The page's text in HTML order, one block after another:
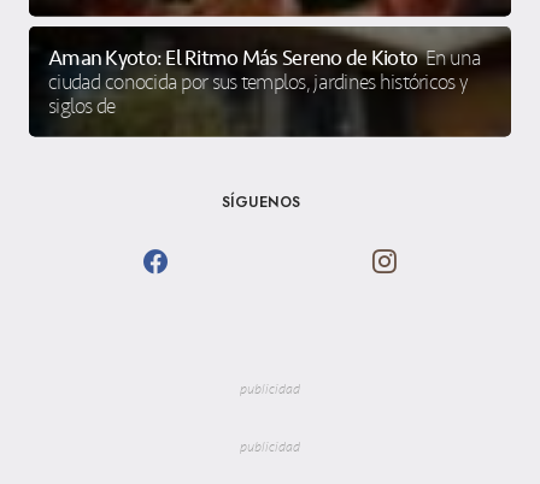
Aman Kyoto: El Ritmo Más Sereno de Kioto En una
ciudad conocida por sus templos, jardines históricos y
siglos de
SÍGUENOS
publicidad
publicidad